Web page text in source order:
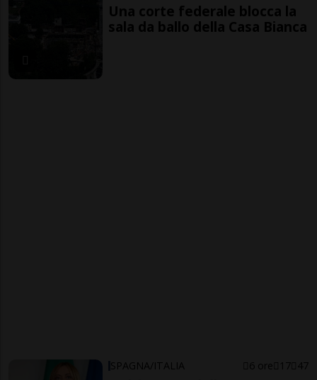
Una corte federale blocca la
sala da ballo della Casa Bianca
SPAGNA/ITALIA 6 ore 17 47